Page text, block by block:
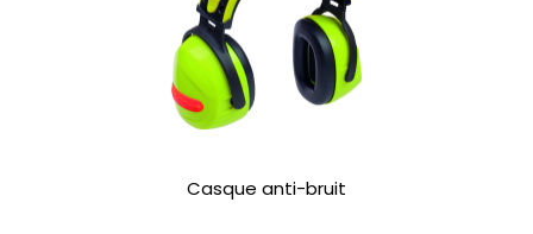
Casque anti-bruit